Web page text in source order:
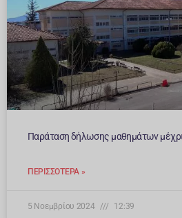
Παράταση δήλωσης μαθημάτων
ΠΕΡΙΣΣΌΤΕΡΑ »
5 Νοεμβρίου 2024 12:39